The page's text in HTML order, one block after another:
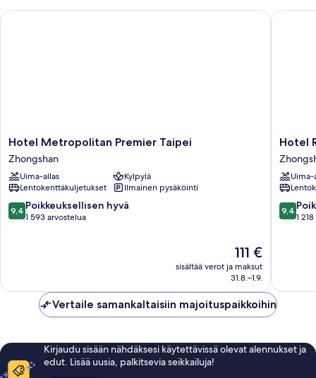
Hotel
Metropolitan
Premier
Taipei
Zhongshan
Hotel Metropolitan Premier Taipei
Zhongshan
Uima-allas
Kylpylä
Lentokenttäkuljetukset
Ilmainen pysäköinti
9.4
kautta
9,4 Poikkeuksellisen hyvä
1 593 arvostelua
Hinta
111 €
111 €
sisältää verot ja maksut
31.8.–1.9.
Hotel Metropolitan Premier Taipei
Hotel
Royal
-
Nikko
Taipei
Hotel
Uima-
9.4
kautta
9,4
1
Hotel
Vertaile samankaltaisiin majoituspaikkoihin
Kirjaudu sisään nähdäksesi käytettävissä olevat alennukset ja
edut. Lisää uusia, palkitsevia seikkailuja!